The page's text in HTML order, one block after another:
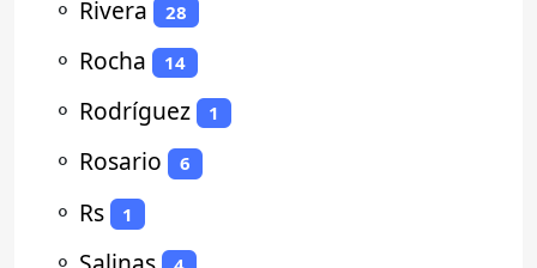
⚬ Rivera 28
⚬ Rocha 14
⚬ Rodríguez 1
⚬ Rosario 6
⚬ Rs 1